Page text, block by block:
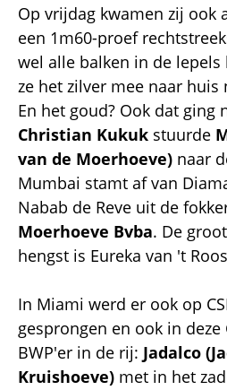
Op vrijdag kwamen zij ook
een 1m60-proef
wel alle balken in de
ze het zilver mee naar huis
En het goud? Ook dat ging
Christian Kukuk stuurde
van de Moerhoeve) naar
Mumbai stamt af van
Nabab de Reve uit de
Moerhoeve Bvba. De
hengst is Eureka van 't
In Miami werd er ook op
gesprongen en ook in deze
BWP'er in de rij: Jadalco
Kruishoeve) met in het